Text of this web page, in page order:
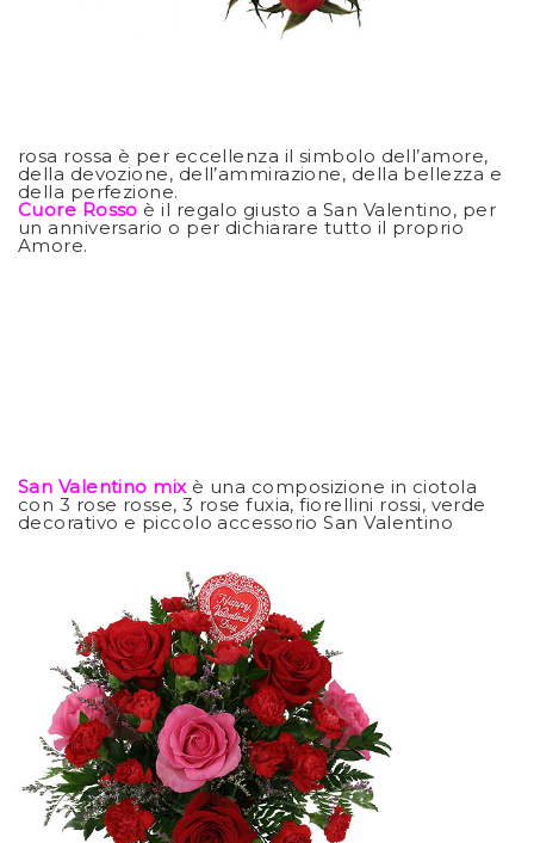
rosa rossa è per eccellenza il simbolo dell’amore,
della devozione, dell’ammirazione, della bellezza e
della perfezione.
Cuore Rosso è il regalo giusto a San Valentino, per
un anniversario o per dichiarare tutto il proprio
Amore.
San Valentino mixè una composizione in ciotola
con 3 rose rosse, 3 rose fuxia, fiorellini rossi, verde
decorativo e piccolo accessorio San Valentino